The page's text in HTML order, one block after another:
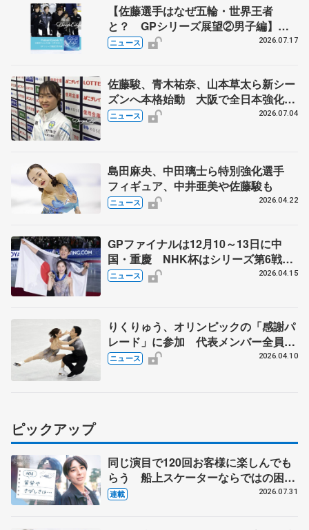
【佐藤選手はなぜ五輪・世界王者
と？ GPシリーズ展望②男子編】
ポッドキャスト#73を配信
ニュース 2026.07.17
佐藤駿、青木祐奈、山本草太ら新シー
ズンへ本格始動 大阪で全日本強化合
宿 シニアデビューの島田麻央らも
ニュース 2026.07.04
島田麻央、中田璃士ら特別強化選手
フィギュア、中井亜美や佐藤駿も
ニュース 2026.04.22
GPファイナルは12月10～13日に中
国・重慶 NHK杯はシリーズ第6戦、
11月27～29日に東京 2026～27年シ
ニュース 2026.04.15
りくりゅう、オリンピックの「感謝パ
レード」に参加 代表メンバー全員
で、東京・日本橋で25日
ニュース 2026.04.10
ピックアップ
同じ演目で120回お客様に楽しんでも
らう 船上スケーターならではの困難
とは 影響あったPIW前キャプテン松
連載 2026.07.31